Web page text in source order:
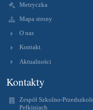
Metryczka
Mapa strony
O nas
Kontakt
Aktualności
Kontakty
Zespół Szkolno-
Pełkiniach